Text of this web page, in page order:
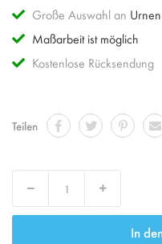
Große Auswahl an Urnen
Maßarbeit ist möglich
Kostenlose Rücksendung
Teilen
Decrease Increase
In